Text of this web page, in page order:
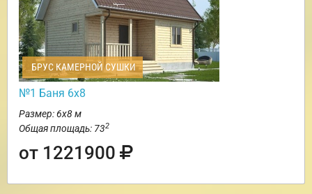
БРУС КАМЕРНОЙ СУШКИ
№1 Баня 6х8
Размер: 6х8 м
Общая площадь: 732
от 1221900